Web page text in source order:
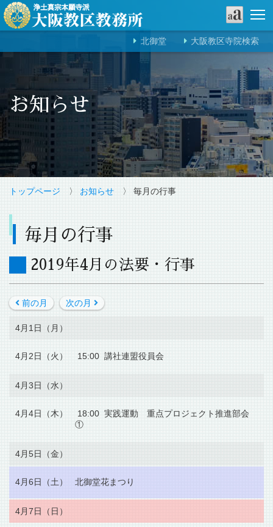
北御堂 大阪教区寺院検索
お知らせ
トップページ 〉 お知らせ 〉 毎月の行事
毎月の行事
2019年4月の法要・行事
前の月 次の月
4月1日（月）
4月2日（火） 15:00 講社連盟役員会
4月3日（水）
4月4日（木）
18:00 実践運動 重点プロジェクト推進部会
①
4月5日（金）
4月6日（土） 北御堂花まつり
4月7日（日）